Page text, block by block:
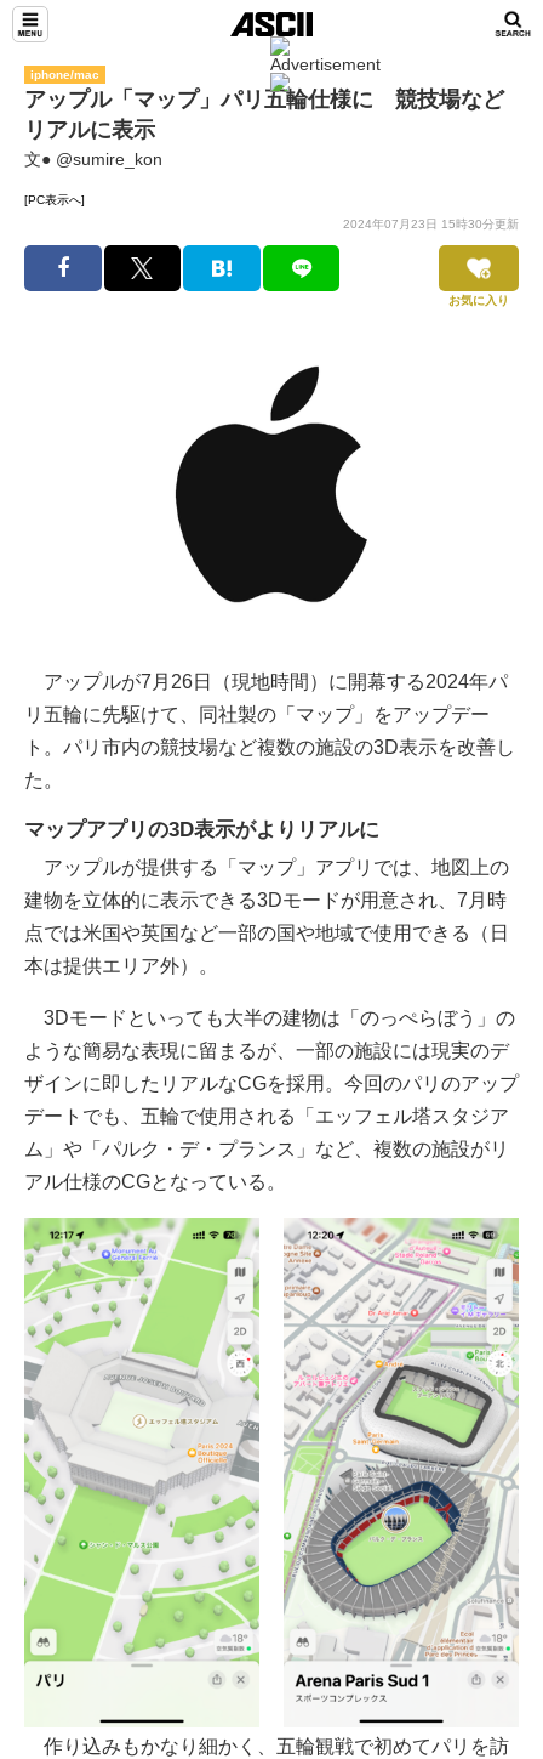
iphone/mac
アップル「マップ」パリ五輪仕様に 競技場など
リアルに表示
文● @sumire_kon
[PC表示へ]
2024年07月23日 15時30分更新
お気に入り
アップルが7月26日（現地時間）に開幕する2024年パ
リ五輪に先駆けて、同社製の「マップ」をアップデー
ト。パリ市内の競技場など複数の施設の3D表示を改善し
た。
マップアプリの3D表示がよりリアルに
アップルが提供する「マップ」アプリでは、地図上の
建物を立体的に表示できる3Dモードが用意され、7月時
点では米国や英国など一部の国や地域で使用できる（日
本は提供エリア外）。
3Dモードといっても大半の建物は「のっぺらぼう」の
ような簡易な表現に留まるが、一部の施設には現実のデ
ザインに即したリアルなCGを採用。今回のパリのアップ
デートでも、五輪で使用される「エッフェル塔スタジア
ム」や「パルク・デ・プランス」など、複数の施設がリ
アル仕様のCGとなっている。
作り込みもかなり細かく、五輪観戦で初めてパリを訪